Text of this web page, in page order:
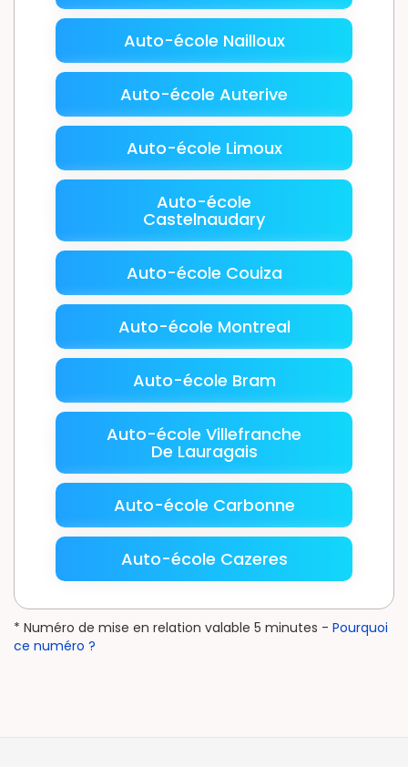
Auto-école Nailloux
Auto-école Auterive
Auto-école Limoux
Auto-école
Castelnaudary
Auto-école Couiza
Auto-école Montreal
Auto-école Bram
Auto-école Villefranche
De Lauragais
Auto-école Carbonne
Auto-école Cazeres
* Numéro de mise en relation valable 5 minutes - Pourquoi
ce numéro ?